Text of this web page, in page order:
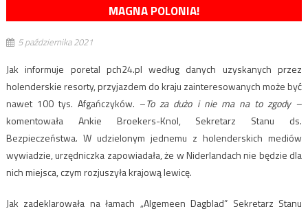
MAGNA POLONIA!
5 października 2021
Jak informuje poretal pch24.pl według danych uzyskanych przez
holenderskie resorty, przyjazdem do kraju zainteresowanych może być
nawet 100 tys. Afgańczyków. –To za dużo i nie ma na to zgody –
komentowała Ankie Broekers-Knol, Sekretarz Stanu ds.
Bezpieczeństwa. W udzielonym jednemu z holenderskich mediów
wywiadzie, urzędniczka zapowiadała, że w Niderlandach nie będzie dla
nich miejsca, czym rozjuszyła krajową lewicę.
Jak zadeklarowała na łamach „Algemeen Dagblad” Sekretarz Stanu